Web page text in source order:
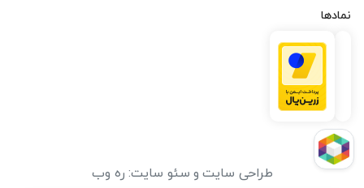
نمادها
طراحی سایت و سئو سایت: ره وب